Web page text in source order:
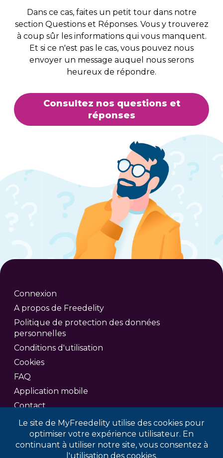
Le site de MyFreedelity utilise des cookies pour
optimiser votre expérience utilisateur. En
continuant à utiliser notre site, vous consentez à
l'utilisation des cookies.
Dans ce cas, faites un petit tour dans notre
section Questions et Réponses. Vous y trouverez
à coup sûr les informations qui vous manquent.
Et si ce n'est pas le cas, vous pouvez nous
envoyer un message auquel nous serons
heureux de répondre.
Consultez nos questions et
réponses
Connexion
A propos de Freedelity
Politique de protection des données
personnelles
Conditions d'utilisation
Cookies
FAQ
Application mobile
Contact